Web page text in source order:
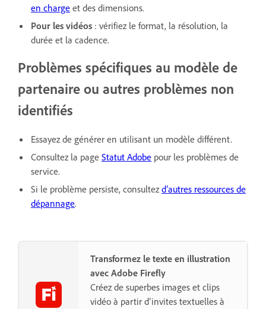
en charge et des dimensions.
Pour les vidéos : vérifiez le format, la résolution, la
durée et la cadence.
Problèmes spécifiques au modèle de
partenaire ou autres problèmes non
identifiés
Essayez de générer en utilisant un modèle différent.
Consultez la page Statut Adobe pour les problèmes de
service.
Si le problème persiste, consultezd’autres ressources de
dépannage.
Transformez le texte en illustration
avec Adobe Firefly
Créez de superbes images et clips
vidéo à partir d’invites textuelles à